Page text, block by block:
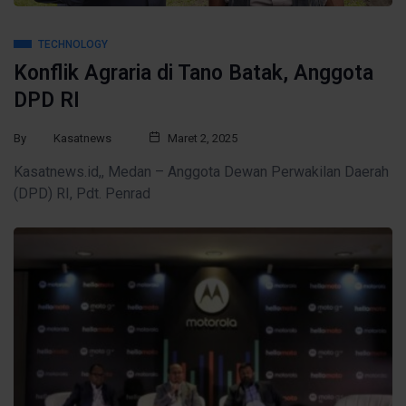
TECHNOLOGY
Konflik Agraria di Tano Batak, Anggota
DPD RI
Kasatnews.id,, Medan – Anggota Dewan Perwakilan Daerah
(DPD) RI, Pdt. Penrad
By Kasatnews Maret 2, 2025